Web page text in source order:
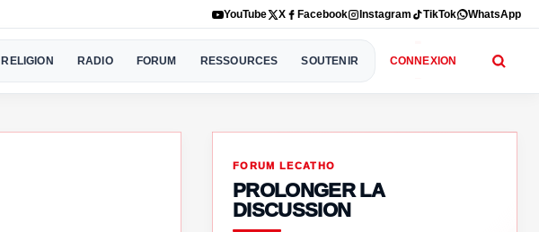
YouTube X Facebook Instagram TikTok WhatsApp
RELIGION RADIO FORUM RESSOURCES SOUTENIR CONNEXION
FORUM LECATHO
PROLONGER LA
DISCUSSION